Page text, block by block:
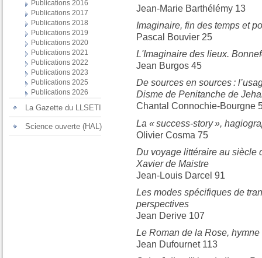
Publications 2016
Publications 2017
Publications 2018
Publications 2019
Publications 2020
Publications 2021
Publications 2022
Publications 2023
Publications 2025
Publications 2026
La Gazette du LLSETI
Science ouverte (HAL)
Jean-Marie Barthélémy 13
Imaginaire, fin des temps et
Pascal Bouvier 25
L'Imaginaire des lieux.
Jean Burgos 45
De sources en sources :
Disme de Penitanche de
Chantal Connochie-Bourgne
La « success-story »,
Olivier Cosma 75
Du voyage littéraire au siècle
Xavier de Maistre
Jean-Louis Darcel 91
Les modes spécifiques de
perspectives
Jean Derive 107
Le Roman de la Rose,
Jean Dufournet 113